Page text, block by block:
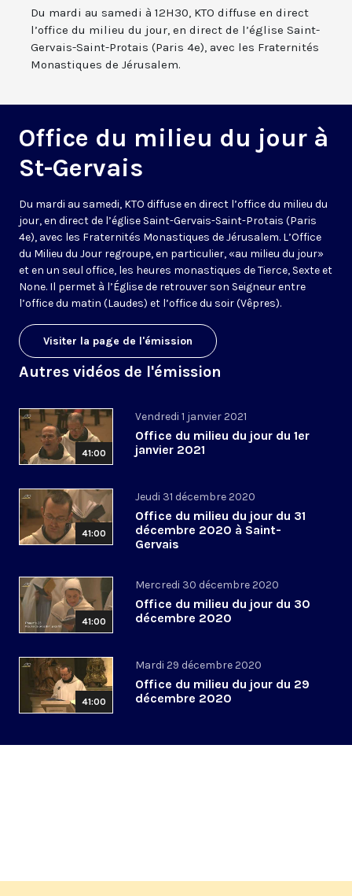
Du mardi au samedi à 12H30, KTO diffuse en direct
l’office du milieu du jour, en direct de l’église Saint-
Gervais-Saint-Protais (Paris 4e), avec les Fraternités
Monastiques de Jérusalem.
Office du milieu du jour à
St-Gervais
Du mardi au samedi, KTO diffuse en direct l’office du milieu du
jour, en direct de l’église Saint-Gervais-Saint-Protais (Paris
4e), avec les Fraternités Monastiques de Jérusalem. L’Office
du Milieu du Jour regroupe, en particulier, «au milieu du jour»
et en un seul office, les heures monastiques de Tierce, Sexte et
None. Il permet à l’Église de retrouver son Seigneur entre
l’office du matin (Laudes) et l’office du soir (Vêpres).
Visiter la page de l'émission
Autres vidéos de l'émission
41:00
Vendredi 1 janvier 2021
Office du milieu du jour du 1er
janvier 2021
41:00
Jeudi 31 décembre 2020
Office du milieu du jour du 31
décembre 2020 à Saint-
Gervais
41:00
Mercredi 30 décembre 2020
Office du milieu du jour du 30
décembre 2020
41:00
Mardi 29 décembre 2020
Office du milieu du jour du 29
décembre 2020